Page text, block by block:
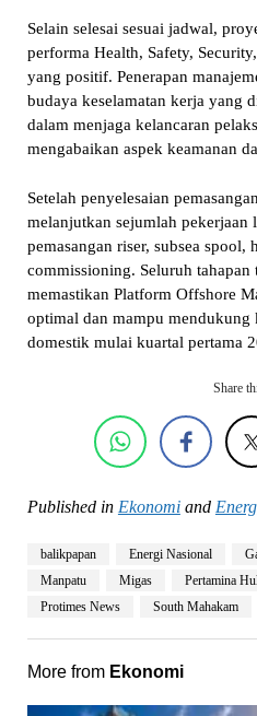
Selain selesai sesuai jadwal,
performa Health, Safety,
yang positif. Penerapan
budaya keselamatan kerja yang
dalam menjaga kelancaran
mengabaikan aspek keamanan
Setelah penyelesaian
melanjutkan sejumlah pekerjaan
pemasangan riser, subsea spool,
commissioning. Seluruh
memastikan Platform Offshore
optimal dan mampu mendukung
domestik mulai kuartal pertama
Share
Published in Ekonomiand
balikpapan Energi Nasional
Manpatu
Migas Pertamina
Protimes News
South Mahakam
More from Ekonomi